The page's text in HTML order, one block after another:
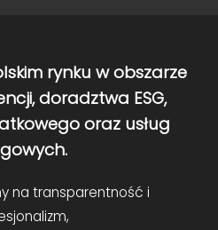
rynku w obszarze
doradztwa ESG,
oraz usług
na transparentność i